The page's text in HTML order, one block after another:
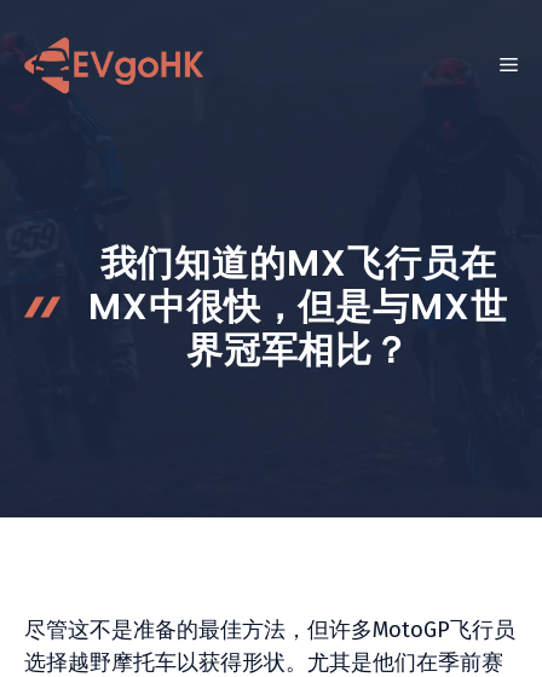
菜
我们知道的MX飞行员在
MX中很快，但是与MX世
界冠军相比？
尽管这不是准备的最佳方法，但许多MotoGP飞行员
选择越野摩托车以获得形状。尤其是他们在季前赛